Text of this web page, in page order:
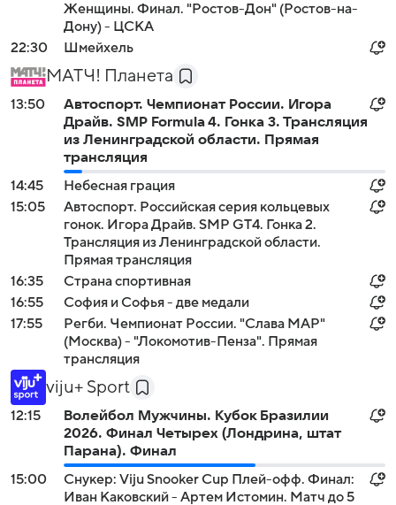
Женщины. Финал. "Ростов-Дон" (Ростов-на-
Дону) - ЦСКА
22:30
Шмейхель
МАТЧ! Планета
13:50
Автоспорт. Чемпионат России. Игора
Драйв. SMP Formula 4. Гонка 3. Трансляция
из Ленинградской области. Прямая
трансляция
14:45
Небесная грация
15:05
Автоспорт. Российская серия кольцевых
гонок. Игора Драйв. SMP GT4. Гонка 2.
Трансляция из Ленинградской области.
Прямая трансляция
16:35
Страна спортивная
16:55
София и Софья - две медали
17:55
Регби. Чемпионат России. "Слава МАР"
(Москва) - "Локомотив-Пенза". Прямая
трансляция
viju+ Sport
12:15
Волейбол Мужчины. Кубок Бразилии
2026. Финал Четырех (Лондрина, штат
Парана). Финал
15:00
Снукер: Viju Snooker Cup Плей-офф. Финал:
Иван Каковский - Артем Истомин. Матч до 5